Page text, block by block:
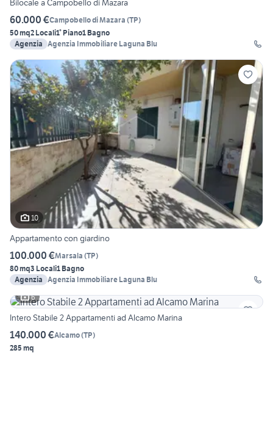
Bilocale a Campobello di Mazara
60.000 €Campobello di Mazara (TP)
50 mq2 Locali1° Piano1 Bagno
Agenzia Agenzia Immobiliare Laguna Blu
10
Appartamento con giardino
100.000 €Marsala (TP)
80 mq3 Locali1 Bagno
Agenzia Agenzia Immobiliare Laguna Blu
6
Intero Stabile 2 Appartamenti ad Alcamo Marina
140.000 €Alcamo(TP)
285 mq